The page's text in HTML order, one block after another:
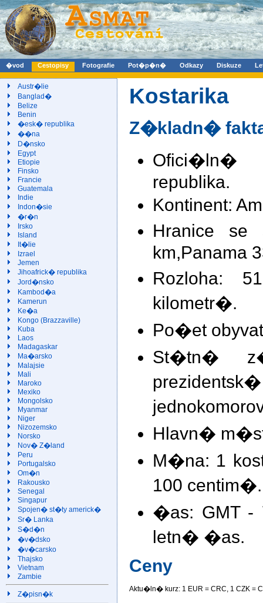
�vod Cestopisy Fotografie Pot�p�n� Odkazy Diskuze
Austr�lie
Banglad�
Belize
Benin
�esk� republika
��na
D�nsko
Egypt
Etiopie
Finsko
Francie
Guatemala
Indie
Indon�sie
�r�n
Irsko
Island
It�lie
Izrael
Jemen
Jihoafrick� republika
Jord�nsko
Kambod�a
Kamerun
Ke�a
Kongo (Brazzaville)
Kuba
Laos
Madagaskar
Ma�arsko
Malajsie
Mali
Maroko
Mexiko
Mongolsko
Myanmar
Niger
Nizozemsko
Norsko
Nov� Z�land
Peru
Portugalsko
Om�n
Rakousko
Senegal
Singapur
Spojen� st�ty americk�
Sr� Lanka
S�d�n
�v�dsko
�v�carsko
Thajsko
Vietnam
Zambie
Z�pisn�k
Kostarika
Z�kladn�
Ofici�ln�
republika.
Kontinent:
Hranice se
km,Panama
Rozloha:
kilometr�.
Po�et
St�tn�
Hlavn�
M�na: 1
100 centim�.
�as: GMT
letn� �as.
Ceny
Aktu�ln� kurz: 1 EUR = CRC, 1 CZK =